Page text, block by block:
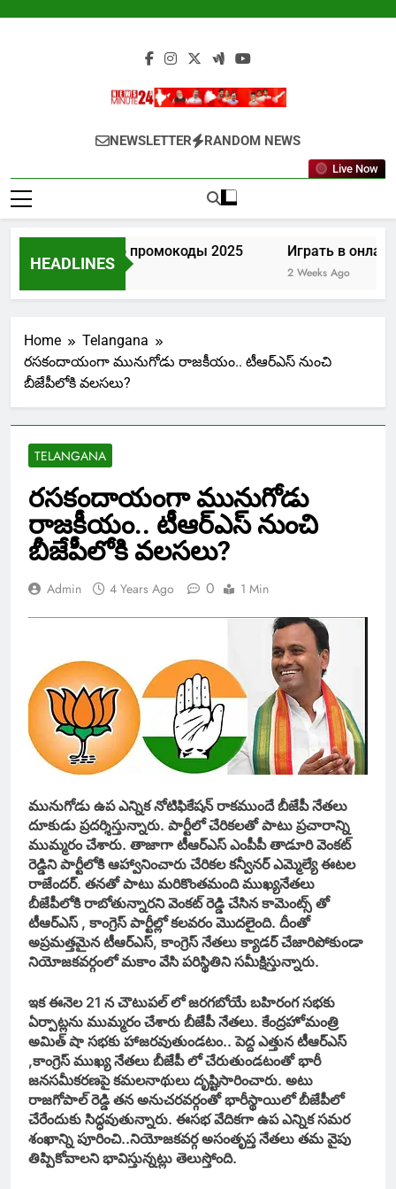
Newsminute24
Get All Updated Telugu News
NEWSLETTER RANDOM NEWS
Live Now
HEADLINES
Лев казино промокоды 2025
1 Week Ago
Играть в
2 Weeks Ago
Home
Telangana
రసకందాయంగా మునుగోడు రాజకీయం.. టీఆర్ఎస్ నుంచి
బీజేపీలోకి వలసలు?
TELANGANA
రసకందాయంగా మునుగోడు
రాజకీయం.. టీఆర్ఎస్ నుంచి
బీజేపీలోకి వలసలు?
Admin 4 Years Ago 0 1 Min
మునుగోడు ఉప ఎన్నిక నోటిఫికేషన్ రాకముందే బీజేపీ నేతలు
దూకుడు ప్రదర్శిస్తున్నారు. పార్టీలో చేరికలతో పాటు ప్రచారాన్ని
ముమ్మరం చేశారు. తాజాగా టీఆర్ఎస్ ఎంపీపీ తాడూరి వెంకట్
రెడ్డిని పార్టీలోకి ఆహ్వానించారు చేరికల కన్వీనర్ ఎమ్మెల్యే ఈటల
రాజేందర్. తనతో పాటు మరికొంతమంది ముఖ్యనేతలు
బీజేపీలోకి రాబోతున్నారని వెంకట్ రెడ్డి చేసినకామెంట్స్ తో
టీఆర్ఎస్ , కాంగ్రెస్ పార్టీల్లో కలవరం మొదలైంది. దీంతో
అప్రమత్తమైన టీఆర్ఎస్, కాంగ్రెస్ నేతలు క్యాడర్ చేజారిపోకుండా
నియోజకవర్గంలో మకాం వేసి పరిస్థితిని సమీక్షిస్తున్నారు.
ఇక ఈనెల 21 న చౌటుపల్ లో జరగబోయే బహిరంగ సభకు
ఏర్పాట్లను ముమ్మరం చేశారు బీజేపీ నేతలు. కేంద్రహోమంత్రి
అమిత్ షా సభకు హాజరవుతుండటం.. పెద్ద ఎత్తున టీఆర్ఎస్
,కాంగ్రెస్ ముఖ్య నేతలు బీజేపీ లో చేరుతుండటంతో భారీ
జనసమీకరణపై కమలనాథులు దృష్టిసారించారు. అటు
రాజగోపాల్ రెడ్డి తన అనుచరవర్గంతో భారీస్థాయిలో బీజేపీలో
చేరేందుకు సిద్ధవుతున్నారు. ఈసభ వేదికగా ఉప ఎన్నిక సమర
శంఖాన్ని పూరించి..నియోజకవర్గ అసంతృప్త నేతలు తమ వైపు
తిప్పికోవాలని భావిస్తున్నట్లు తెలుస్తోంది.